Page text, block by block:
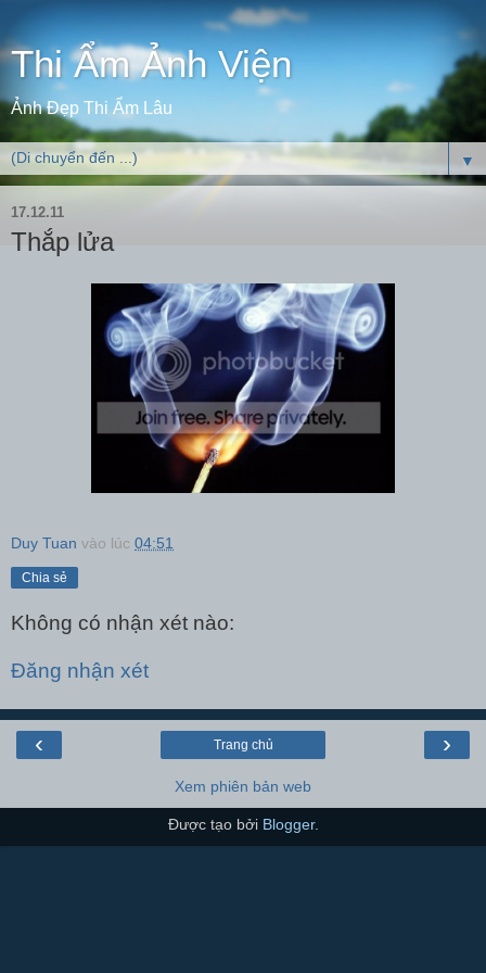
Thi Ẩm Ảnh Viện
Ảnh Đẹp Thi Ẩm Lâu
▼
17.12.11
Thắp lửa
Duy Tuan vào lúc 04:51
Chia sẻ
Không có nhận xét nào:
Đăng nhận xét
‹ ›
Trang chủ
Xem phiên bản web
Được tạo bởi Blogger.